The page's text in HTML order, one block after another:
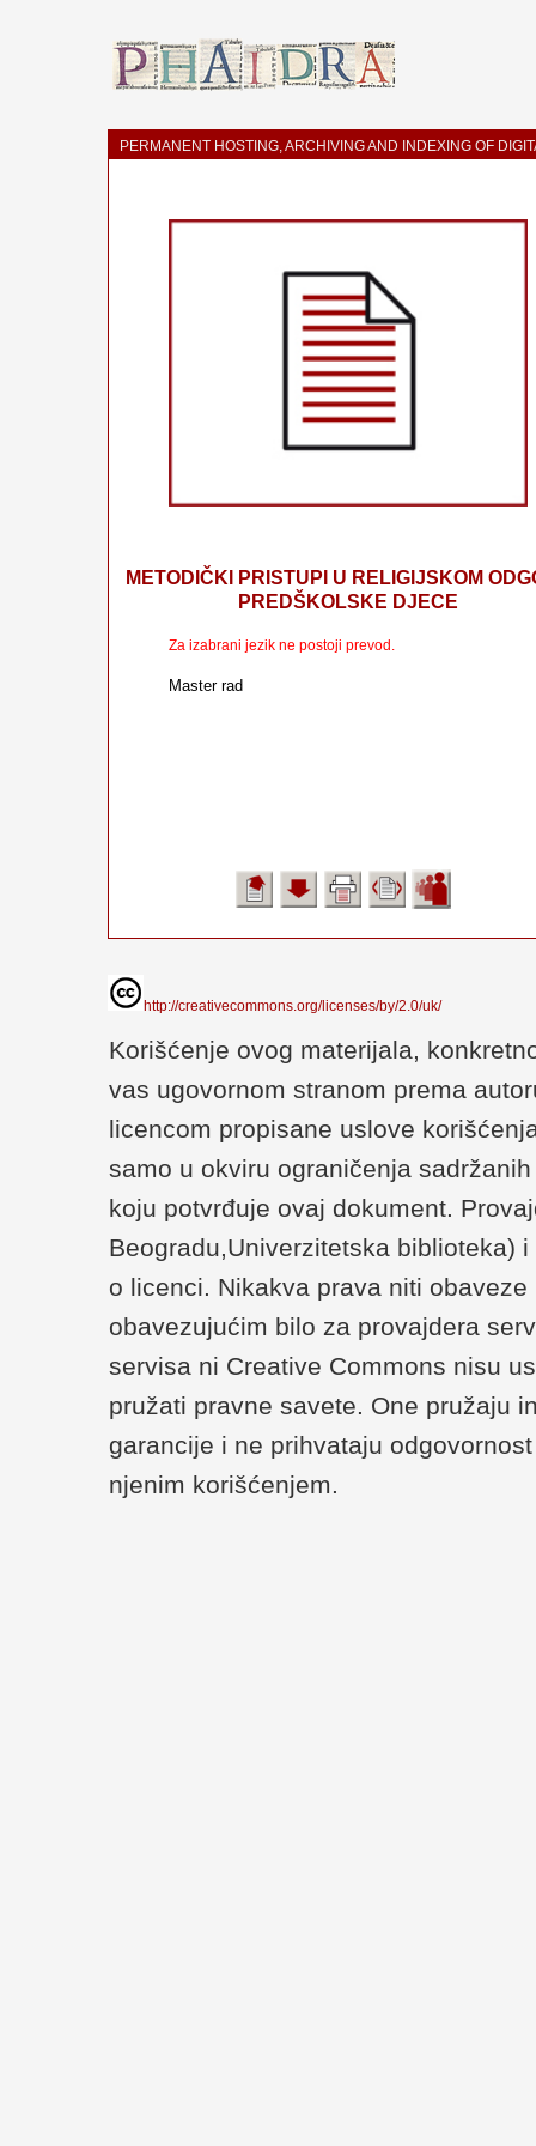
PERMANENT HOSTING, ARCHIVING AND INDEXING OF
METODIČKI PRISTUPI U RELIGIJSKOM
PREDŠKOLSKE DJECE
Za izabrani jezik ne postoji prevod.
Master rad
http://creativecommons.org/licenses/by/2.0/uk/
Korišćenje ovog materijala,
vas ugovornom stranom prema
licencom propisane uslove
samo u okviru ograničenja
koju potvrđuje ovaj dokument.
Beogradu,Univerzitetska biblioteka)
o licenci. Nikakva prava niti
obavezujućim bilo za provajdera
servisa ni Creative Commons nisu
pružati pravne savete. One pružaju
garancije i ne prihvataju
njenim korišćenjem.